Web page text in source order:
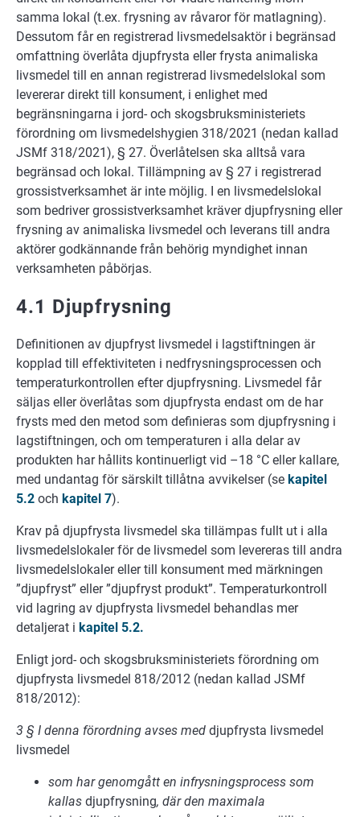
samma lokal (t.ex. frysning av råvaror för matlagning).
Dessutom får en registrerad livsmedelsaktör i begränsad
omfattning överlåta djupfrysta eller frysta animaliska
livsmedel till en annan registrerad livsmedelslokal som
levererar direkt till konsument, i enlighet med
begränsningarna i jord- och skogsbruksministeriets
förordning om livsmedelshygien 318/2021 (nedan kallad
JSMf 318/2021), § 27. Överlåtelsen ska alltså vara
begränsad och lokal. Tillämpning av § 27 i registrerad
grossistverksamhet är inte möjlig. I en livsmedelslokal
som bedriver grossistverksamhet kräver djupfrysning eller
frysning av animaliska livsmedel och leverans till andra
aktörer godkännande från behörig myndighet innan
verksamheten påbörjas.
4.1 Djupfrysning
Definitionen av djupfryst livsmedel i lagstiftningen är
kopplad till effektiviteten i nedfrysningsprocessen och
temperaturkontrollen efter djupfrysning. Livsmedel får
säljas eller överlåtas som djupfrysta endast om de har
frysts med den metod som definieras som djupfrysning i
lagstiftningen, och om temperaturen i alla delar av
produkten har hållits kontinuerligt vid –18 °C eller kallare,
med undantag för särskilt tillåtna avvikelser (se kapitel
5.2 och kapitel 7).
Krav på djupfrysta livsmedel ska tillämpas fullt ut i alla
livsmedelslokaler för de livsmedel som levereras till andra
livsmedelslokaler eller till konsument med märkningen
”djupfryst” eller ”djupfryst produkt”. Temperaturkontroll
vid lagring av djupfrysta livsmedel behandlas mer
detaljerat i kapitel 5.2.
Enligt jord- och skogsbruksministeriets förordning om
djupfrysta livsmedel 818/2012 (nedan kallad JSMf
818/2012):
3 § I denna förordning avses med djupfrysta livsmedel
livsmedel
som har genomgått en infrysningsprocess som
kallas djupfrysning, där den maximala